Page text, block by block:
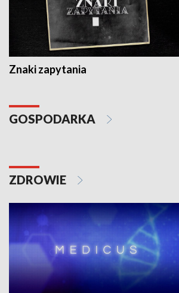
Znaki zapytania
GOSPODARKA
ZDROWIE